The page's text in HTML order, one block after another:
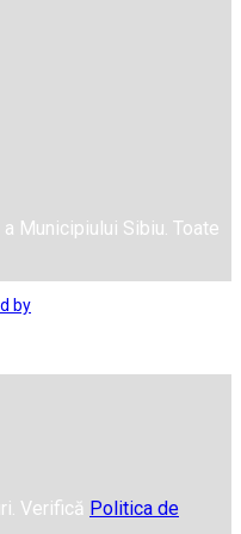
Municipiului Sibiu. Toate
by
Verifică Politica de